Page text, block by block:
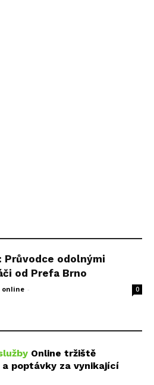
odolnými
od Prefa Brno
online - 0
Online tržiště
poptávky za vynikající